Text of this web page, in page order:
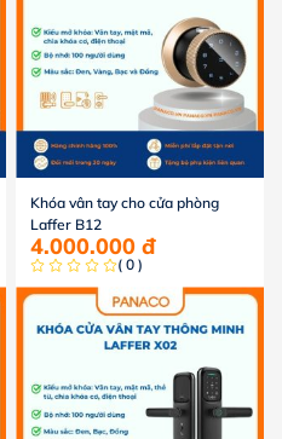
Khóa vân tay cho cửa phòng
Laffer B12
4.000.000 đ
( 0 )